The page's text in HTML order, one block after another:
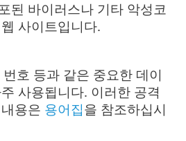
된 바이러스나 기타 악성코
사이트입니다.
호 등과 같은 중요한 데이
사용됩니다. 이러한 공격
용은 용어집을 참조하십시